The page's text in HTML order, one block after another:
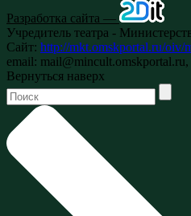
Разработка сайта —
Учредитель театра -
Сайт: http://mkt.omskportal.ru/oiv/
email: mail@mincult.omskportal.ru,
Вернуться наверх